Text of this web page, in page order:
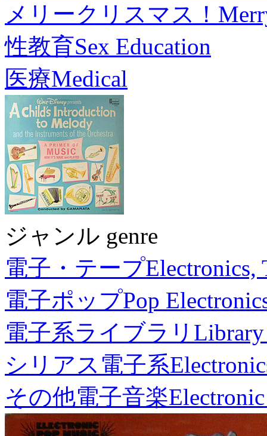
メリークリスマス！
性教育Sex Education
医療Medical
ジャンル genre
電子・テープElectronics,
電子ポップPop
電子系ライブラリ
シリアス電子系
その他電子音楽